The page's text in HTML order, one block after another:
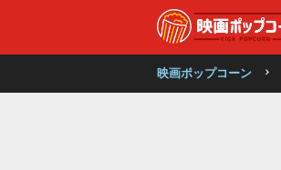
映画ポップコーン